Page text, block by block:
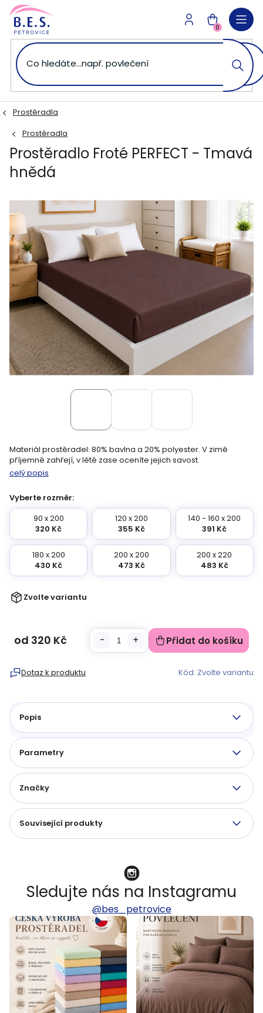
Přejít
obsah
NÁKUPNÍ
KOŠÍK
0
Prostěradla
Prostěradla
Prostěradlo Froté PERFECT - Tmavá
hnědá
Zvolte variantu
Vyberte rozměr:
90 x 200
320 Kč
120 x 200
355 Kč
140 - 160 x 200
391 Kč
180 x 200
430 Kč
200 x 200
473 Kč
200 x 220
483 Kč
Materiál prostěradel: 80% bavlna a 20% polyester. V zimě
příjemně zahřejí, v létě zase oceníte jejich savost.
celý popis
Dotaz k produktu Kód: Zvolte variantu
od 320 Kč Přidat do košíku
Popis
Parametry
Značky
Související produkty
Sledujte nás na Instagramu
@bes_petrovice